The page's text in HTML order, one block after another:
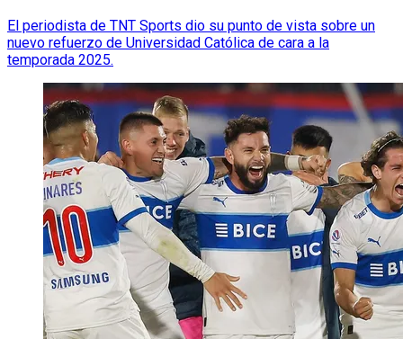
El periodista de TNT Sports dio su punto de vista sobre un
nuevo refuerzo de Universidad Católica de cara a la
temporada 2025.